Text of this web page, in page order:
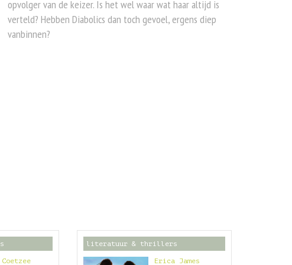
opvolger van de keizer. Is het wel waar wat haar altijd is
verteld? Hebben Diabolics dan toch gevoel, ergens diep
vanbinnen?
literatuur & thrillers
Erica James